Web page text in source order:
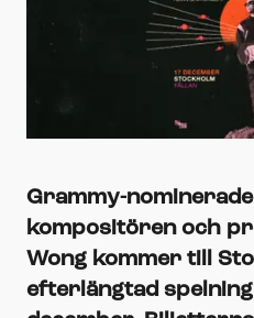
Grammy-
kompositören och
Wong kommer till
efterlängtad spelning